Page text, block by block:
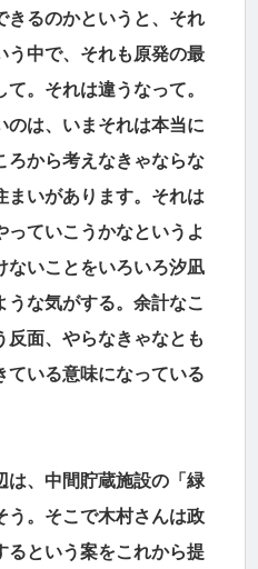
きるのかというと、それ
う中で、それも原発の最
。それは違うなって。
のは、いまそれは本当に
ろから考えなきゃならな
まいがあります。それは
っていこうかなというよ
ないことをいろいろ汐凪
な気がする。余計なこ
反面、やらなきゃなとも
ている意味になっている
は、中間貯蔵施設の「緑
う。そこで木村さんは政
るという案をこれから提